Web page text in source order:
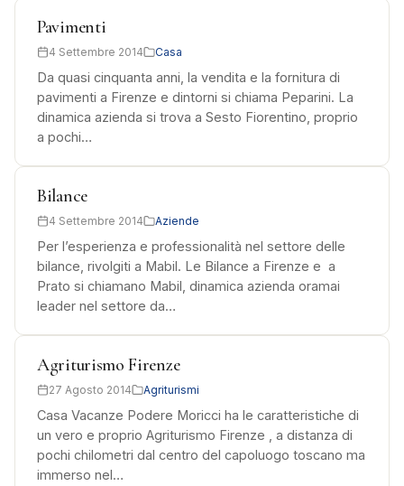
Pavimenti
4 Settembre 2014 Casa
Da quasi cinquanta anni, la vendita e la fornitura di
pavimenti a Firenze e dintorni si chiama Peparini. La
dinamica azienda si trova a Sesto Fiorentino, proprio
a pochi…
Bilance
4 Settembre 2014 Aziende
Per l’esperienza e professionalità nel settore delle
bilance, rivolgiti a Mabil. Le Bilance a Firenze e a
Prato si chiamano Mabil, dinamica azienda oramai
leader nel settore da…
Agriturismo Firenze
27 Agosto 2014 Agriturismi
Casa Vacanze Podere Moricci ha le caratteristiche di
un vero e proprio Agriturismo Firenze , a distanza di
pochi chilometri dal centro del capoluogo toscano ma
immerso nel…